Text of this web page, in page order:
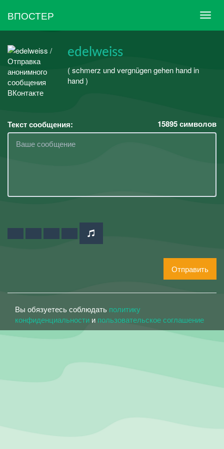
ВПОСТЕР
edelweiss
( schmerz und vergnügen gehen hand in
hand )
Текст сообщения: 15895символов
Отправить
Вы обязуетесь соблюдать политику
конфиденциальности и пользовательское соглашение